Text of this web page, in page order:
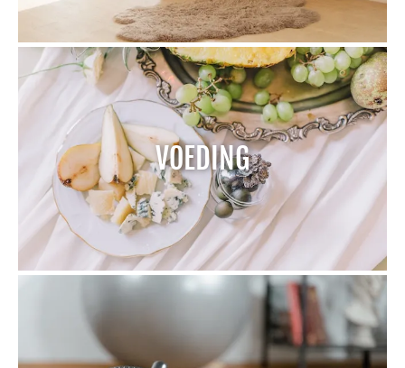
VOEDING